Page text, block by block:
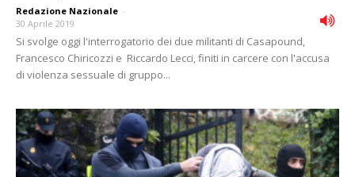
Redazione Nazionale -
30 Aprile 2019
Si svolge oggi l'interrogatorio dei due militanti di Casapound,
Francesco Chiricozzi e Riccardo Lecci, finiti in carcere con l'accusa
di violenza sessuale di gruppo...